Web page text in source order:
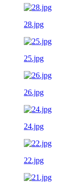
28.jpg
25.jpg
26.jpg
24.jpg
22.jpg